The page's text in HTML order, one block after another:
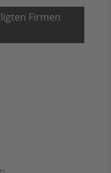
Firmen